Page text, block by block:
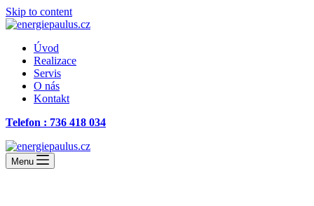
Skip to content
Úvod
Realizace
Servis
O nás
Kontakt
Telefon : 736 418 034
Menu